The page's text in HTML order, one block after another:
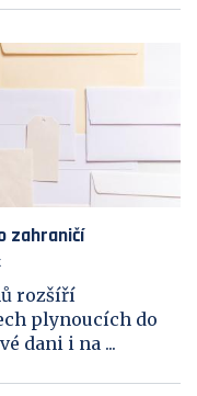
zahraničí
rozšíří
plynoucích do
dani i na ...